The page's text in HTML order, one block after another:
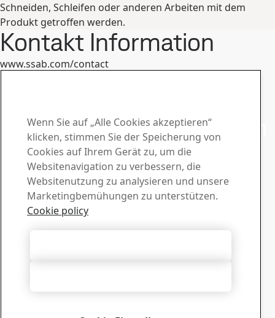
Schneiden, Schleifen oder anderen Arbeiten mit dem
Produkt getroffen werden.
Kontakt Information
www.ssab.com/contact
bei Fragen oder Anfragen
Download-Center
Laden Sie Broschüren, Zertifikate und anderes Material
von SSAB herunter.
Zu den Downloads
Vertrieb
Wenden Sie sich bei Fragen zum Verkauf und zu
Tech Support
Wenn Sie auf „Alle Cookies akzeptieren“
klicken, stimmen Sie der Speicherung von
Cookies auf Ihrem Gerät zu, um die
Websitenavigation zu verbessern, die
Websitenutzung zu analysieren und unsere
Marketingbemühungen zu unterstützen.
Cookie policy